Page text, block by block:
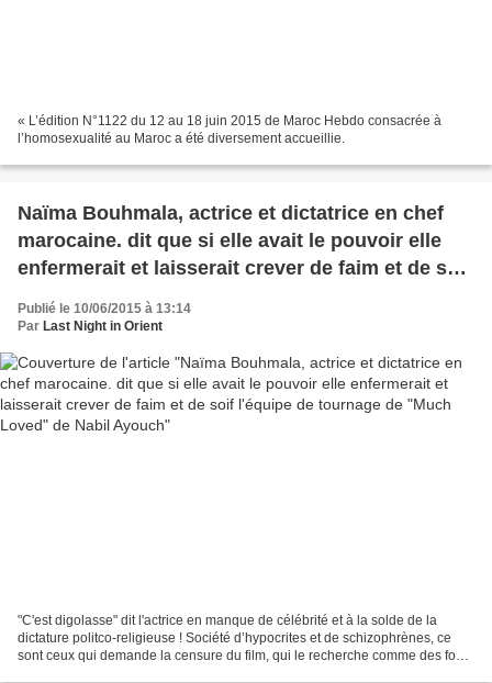
« L’édition N°1122 du 12 au 18 juin 2015 de Maroc Hebdo consacrée à
l’homosexualité au Maroc a été diversement accueillie.
Naïma Bouhmala, actrice et dictatrice en chef
marocaine. dit que si elle avait le pouvoir elle
enfermerait et laisserait crever de faim et de soif
l'équipe de tournage de "Much Loved" de Nabil
Ayouch
Publié le 10/06/2015 à 13:14
Par Last Night in Orient
"C'est digolasse" dit l'actrice en manque de célébrité et à la solde de la
dictature politco-religieuse ! Société d’hypocrites et de schizophrènes, ce
sont ceux qui demande la censure du film, qui le recherche comme des fous